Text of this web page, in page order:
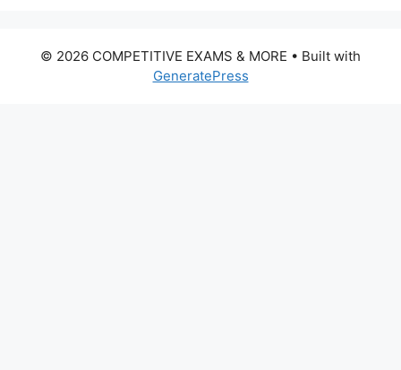
© 2026 COMPETITIVE EXAMS & MORE • Built with
GeneratePress